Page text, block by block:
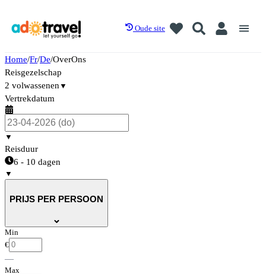
Oude site
Home/Fr/De/OverOns
Reisgezelschap
2 volwassenen ▼
Vertrekdatum
▼
Reisduur
6 - 10 dagen
▼
PRIJS PER PERSOON
Min
€
—
Max